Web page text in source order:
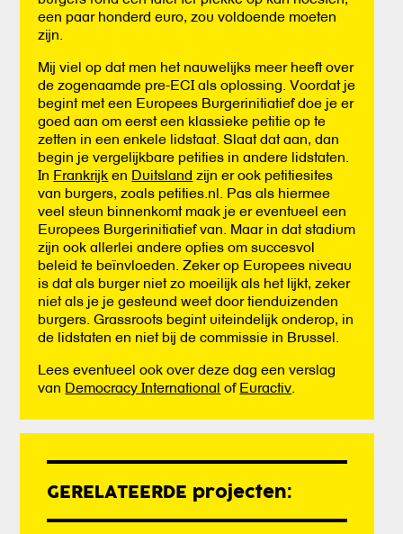
een paar honderd euro, zou voldoende moeten
zijn.
Mij viel op dat men het nauwelijks meer heeft over
de zogenaamde pre-ECI als oplossing. Voordat je
begint met een Europees Burgerinitiatief doe je er
goed aan om eerst een klassieke petitie op te
zetten in een enkele lidstaat. Slaat dat aan, dan
begin je vergelijkbare petities in andere lidstaten.
In Frankrijk en Duitsland zijn er ook petitiesites
van burgers, zoals petities.nl. Pas als hiermee
veel steun binnenkomt maak je er eventueel een
Europees Burgerinitiatief van. Maar in dat stadium
zijn ook allerlei andere opties om succesvol
beleid te beïnvloeden. Zeker op Europees niveau
is dat als burger niet zo moeilijk als het lijkt, zeker
niet als je je gesteund weet door tienduizenden
burgers. Grassroots begint uiteindelijk onderop, in
de lidstaten en niet bij de commissie in Brussel.
Lees eventueel ook over deze dag een verslag
van Democracy International of Euractiv
GERELATEERDE projecten: